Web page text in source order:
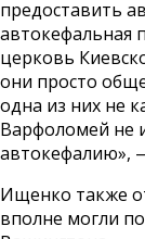
предоставить
автокефальная
церковь
они просто
одна из них не
Варфоломей не
автокефалию»,
Ищенко также
вполне могли